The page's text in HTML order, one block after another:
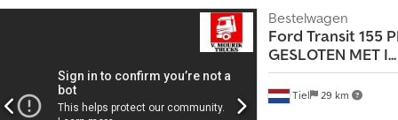
Tiel 29 km
Bestelwagen
Ford Transit 155
GESLOTEN MET I...